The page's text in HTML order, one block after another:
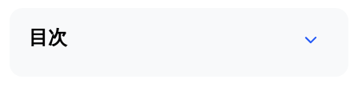
目次